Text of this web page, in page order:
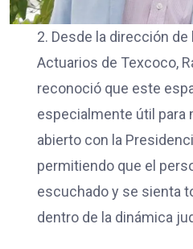
2. Desde la dirección de
Actuarios de Texcoco,
reconoció que este
especialmente útil para
abierto con la
permitiendo que el
escuchado y se sienta
dentro de la dinámica